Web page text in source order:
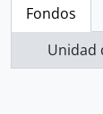
Fondos
Unidad